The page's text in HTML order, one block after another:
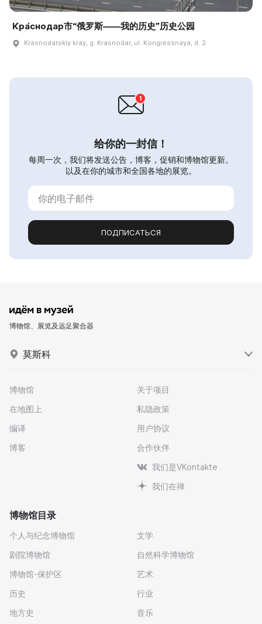
Кра́снодар市“俄罗斯——我的历史”历史公园
Krasnodarskiy kray, g. Krasnodar, ul. Kongressnaya, d. 2
给你的一封信！
每周一次，我们将发送公告，博客，促销和博物馆更新。
以及在你的城市和全国各地的展览。
ПОДПИСАТЬСЯ
博物馆、展览及远足聚合器
莫斯科
博物馆
在地图上
编译
博客
关于项目
私隐政策
用户协议
合作伙伴
我们是VKontakte
我们在禅
博物馆目录
个人与纪念博物馆
剧院博物馆
博物馆-保护区
历史
地方史
文学
自然科学博物馆
艺术
行业
音乐